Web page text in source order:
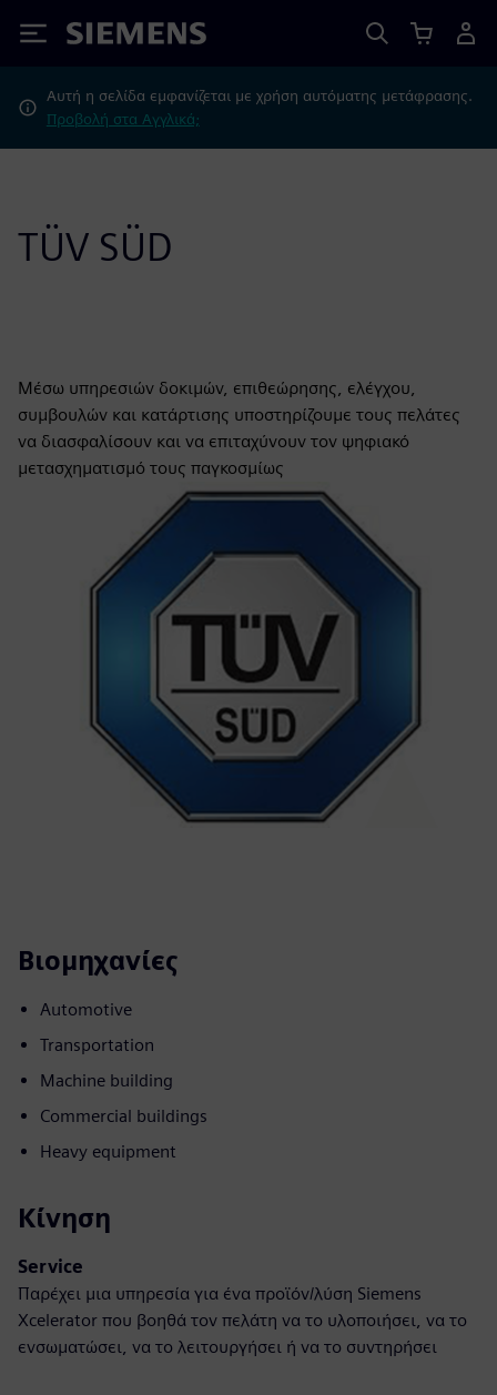
Siemens
Αυτή η σελίδα εμφανίζεται με χρήση αυτόματης μετάφρασης.
Προβολή στα Αγγλικά;
TÜV SÜD
Μέσω υπηρεσιών δοκιμών, επιθεώρησης, ελέγχου,
συμβουλών και κατάρτισης υποστηρίζουμε τους πελάτες
να διασφαλίσουν και να επιταχύνουν τον ψηφιακό
μετασχηματισμό τους παγκοσμίως
Βιομηχανίες
Automotive
Transportation
Machine building
Commercial buildings
Heavy equipment
Κίνηση
Service
Παρέχει μια υπηρεσία για ένα προϊόν/λύση Siemens
Xcelerator που βοηθά τον πελάτη να το υλοποιήσει, να το
ενσωματώσει, να το λειτουργήσει ή να το συντηρήσει